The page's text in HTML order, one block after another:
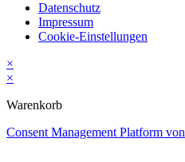
Datenschutz
Impressum
Cookie-Einstellungen
×
×
Warenkorb
Consent Management Platform